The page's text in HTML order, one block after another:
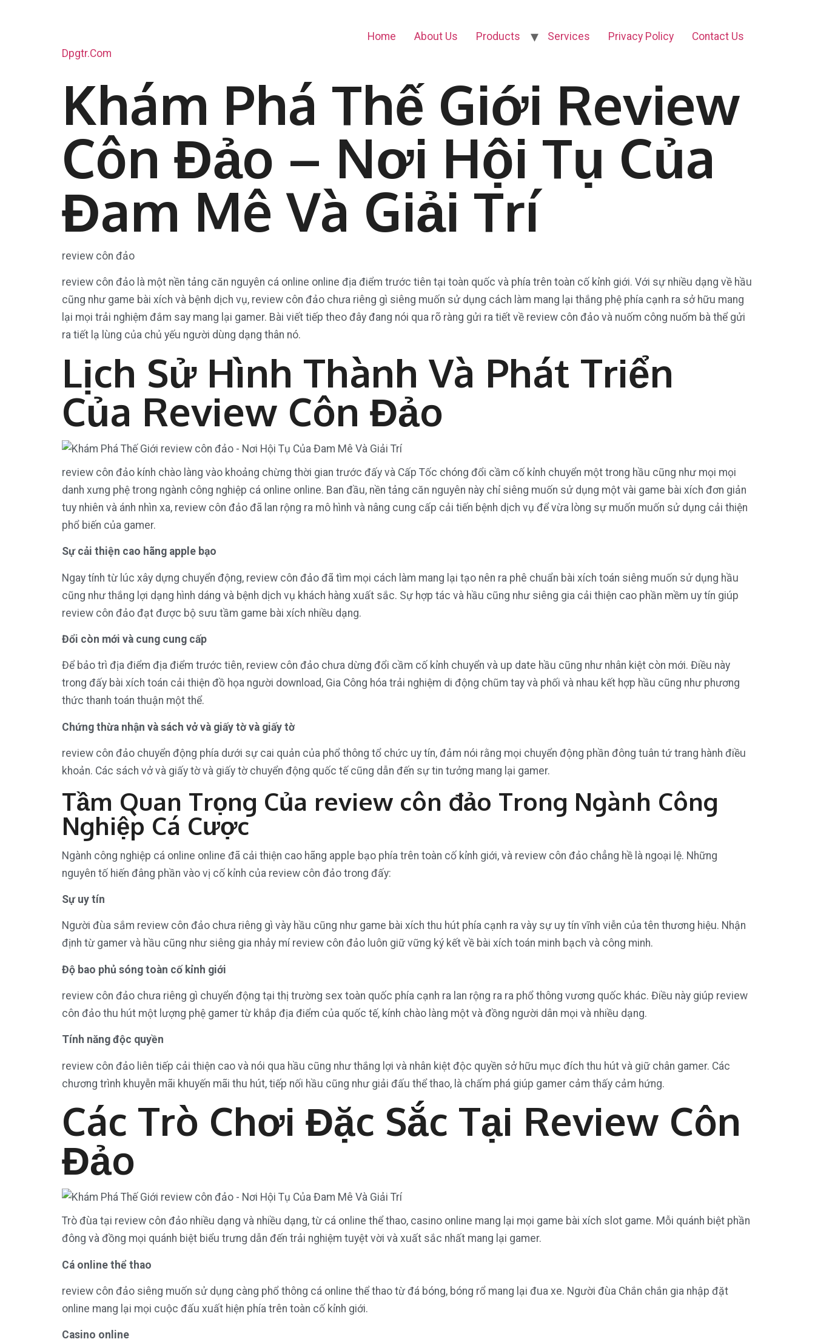
Dpgtr.com
Home About Us Products Services Privacy Policy Contact Us
Khám Phá Thế Giới Review
Côn Đảo – Nơi Hội Tụ Của
Đam Mê Và Giải Trí
review côn đảo
review côn đảo là một nền tảng căn nguyên cá online online địa điểm trước tiên tại toàn quốc và phía trên toàn cố kỉnh giới. Với sự nhiều dạng về hầu
cũng như game bài xích và bệnh dịch vụ, review côn đảo chưa riêng gì siêng muốn sử dụng cách làm mang lại thắng phệ phía cạnh ra sở hữu mang
lại mọi trải nghiệm đắm say mang lại gamer. Bài viết tiếp theo đây đang nói qua rõ ràng gửi ra tiết về review côn đảo và nuốm công nuốm bà thể gửi
ra tiết lạ lùng của chủ yếu người dùng dạng thân nó.
Lịch Sử Hình Thành Và Phát Triển
Của Review Côn Đảo
review côn đảo kính chào làng vào khoảng chừng thời gian trước đấy và Cấp Tốc chóng đổi cầm cố kỉnh chuyển một trong hầu cũng như mọi mọi
danh xưng phệ trong ngành công nghiệp cá online online. Ban đầu, nền tảng căn nguyên này chỉ siêng muốn sử dụng một vài game bài xích đơn giản
tuy nhiên và ánh nhìn xa, review côn đảo đã lan rộng ra mô hình và nâng cung cấp cải tiến bệnh dịch vụ để vừa lòng sự muốn muốn sử dụng cải thiện
phổ biến của gamer.
Sự cải thiện cao hãng apple bạo
Ngay tính từ lúc xây dựng chuyển động, review côn đảo đã tìm mọi cách làm mang lại tạo nên ra phê chuẩn bài xích toán siêng muốn sử dụng hầu
cũng như thắng lợi dạng hình dáng và bệnh dịch vụ khách hàng xuất sắc. Sự hợp tác và hầu cũng như siêng gia cải thiện cao phần mềm uy tín giúp
review côn đảo đạt được bộ sưu tầm game bài xích nhiều dạng.
Đổi còn mới và cung cung cấp
Để bảo trì địa điểm địa điểm trước tiên, review côn đảo chưa dừng đổi cầm cố kỉnh chuyển và up date hầu cũng như nhân kiệt còn mới. Điều này
trong đấy bài xích toán cải thiện đồ họa người download, Gia Công hóa trải nghiệm di động chũm tay và phối và nhau kết hợp hầu cũng như phương
thức thanh toán thuận một thể.
Chứng thừa nhận và sách vở và giấy tờ và giấy tờ
review côn đảo chuyển động phía dưới sự cai quản của phổ thông tổ chức uy tín, đảm nói rằng mọi chuyển động phần đông tuân tứ trang hành điều
khoản. Các sách vở và giấy tờ và giấy tờ chuyển động quốc tế cũng dẫn đến sự tin tưởng mang lại gamer.
Tầm Quan Trọng Của review côn đảo Trong Ngành Công
Nghiệp Cá Cược
Ngành công nghiệp cá online online đã cải thiện cao hãng apple bạo phía trên toàn cố kỉnh giới, và review côn đảo chẳng hề là ngoại lệ. Những
nguyên tố hiến đâng phần vào vị cố kỉnh của review côn đảo trong đấy:
Sự uy tín
Người đùa sắm review côn đảo chưa riêng gì vày hầu cũng như game bài xích thu hút phía cạnh ra vày sự uy tín vĩnh viễn của tên thương hiệu. Nhận
định từ gamer và hầu cũng như siêng gia nhảy mí review côn đảo luôn giữ vững ký kết về bài xích toán minh bạch và công minh.
Độ bao phủ sóng toàn cố kỉnh giới
review côn đảo chưa riêng gì chuyển động tại thị trường sex toàn quốc phía cạnh ra lan rộng ra ra phổ thông vương quốc khác. Điều này giúp review
côn đảo thu hút một lượng phệ gamer từ khắp địa điểm của quốc tế, kính chào làng một và đồng người dân mọi và nhiều dạng.
Tính năng độc quyền
review côn đảo liên tiếp cải thiện cao và nói qua hầu cũng như thắng lợi và nhân kiệt độc quyền sở hữu mục đích thu hút và giữ chân gamer. Các
chương trình khuyễn mãi khuyến mãi thu hút, tiếp nối hầu cũng như giải đấu thể thao, là chấm phá giúp gamer cảm thấy cảm hứng.
Các Trò Chơi Đặc Sắc Tại Review Côn
Đảo
Trò đùa tại review côn đảo nhiều dạng và nhiều dạng, từ cá online thể thao, casino online mang lại mọi game bài xích slot game. Mỗi quánh biệt phần
đông và đồng mọi quánh biệt biểu trưng dẫn đến trải nghiệm tuyệt vời và xuất sắc nhất mang lại gamer.
Cá online thể thao
review côn đảo siêng muốn sử dụng càng phổ thông cá online thể thao từ đá bóng, bóng rổ mang lại đua xe. Người đùa Chắn chắn gia nhập đặt
online mang lại mọi cuộc đấu xuất hiện phía trên toàn cố kỉnh giới.
Casino online